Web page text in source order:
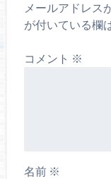
メールアドレス
が付いている欄
コメント ※
名前 ※